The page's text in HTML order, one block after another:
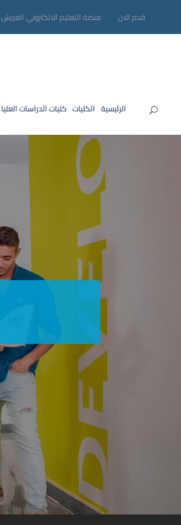
قدم الان منصة التعليم الالكتروني العريش
الرئيسية الكليات كليات الدراسات العليا